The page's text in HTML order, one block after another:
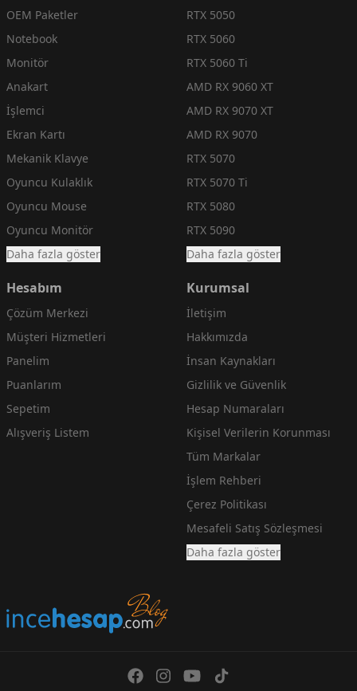
OEM Paketler
Notebook
Monitör
Anakart
İşlemci
Ekran Kartı
Mekanik Klavye
Oyuncu Kulaklık
Oyuncu Mouse
Oyuncu Monitör
Daha fazla göster
RTX 5050
RTX 5060
RTX 5060 Ti
AMD RX 9060 XT
AMD RX 9070 XT
AMD RX 9070
RTX 5070
RTX 5070 Ti
RTX 5080
RTX 5090
Daha fazla göster
Hesabım
Çözüm Merkezi
Müşteri Hizmetleri
Panelim
Puanlarım
Sepetim
Alışveriş Listem
Kurumsal
İletişim
Hakkımızda
İnsan Kaynakları
Gizlilik ve Güvenlik
Hesap Numaraları
Kişisel Verilerin Korunması
Tüm Markalar
İşlem Rehberi
Çerez Politikası
Mesafeli Satış Sözleşmesi
Daha fazla göster